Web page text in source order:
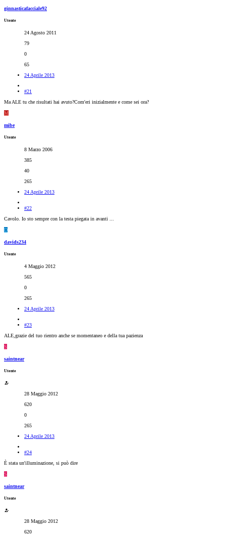
ginnasticafacciale92
Utente
24 Agosto 2011
79
0
65
24 Aprile 2013
#21
Ma ALE tu che risultati hai avuto?Com'eri inizialmente e come sei ora?
M
mibe
Utente
8 Marzo 2006
385
40
265
24 Aprile 2013
#22
Cavolo. Io sto sempre con la testa piegata in avanti ...
D
davids234
Utente
4 Maggio 2012
565
0
265
24 Aprile 2013
#23
ALE,grazie del tuo rientro anche se momentaneo e della tua pazienza
S
saintnear
Utente
28 Maggio 2012
620
0
265
24 Aprile 2013
#24
È stata un'illuminazione, si può dire
S
saintnear
Utente
28 Maggio 2012
620